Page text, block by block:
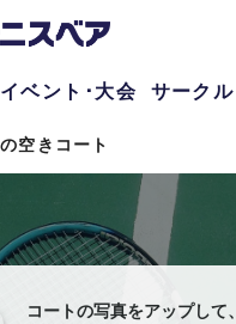
イベント･大会 サークル
空きコート
コートの写真をアップして、